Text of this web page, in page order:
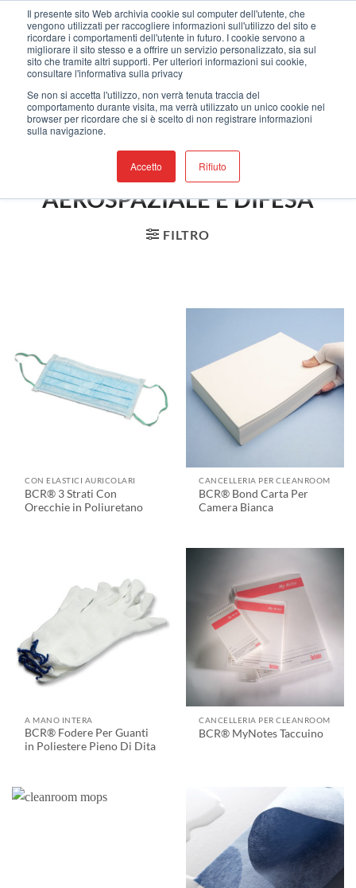
Il presente sito Web archivia cookie sul computer dell'utente, che
vengono utilizzati per raccogliere informazioni sull'utilizzo del sito e
ricordare i comportamenti dell'utente in futuro. I cookie servono a
migliorare il sito stesso e a offrire un servizio personalizzato, sia sul
sito che tramite altri supporti. Per ulteriori informazioni sui cookie,
consultare l'informativa sulla privacy
Se non si accetta l'utilizzo, non verrà tenuta traccia del
comportamento durante visita, ma verrà utilizzato un unico cookie nel
browser per ricordare che si è scelto di non registrare informazioni
sulla navigazione.
Accetto Rifiuto
contenuti
Benvenuti nel nostro nuovo sito web !
Aerospaziale E Difesa
HOME / NEGOZIO
PRODOTTI TAGGATI
“AEROSPAZIALE E DIFESA”
FILTRO
CON ELASTICI AURICOLARI
BCR® 3 Strati Con
Orecchie in Poliuretano
CANCELLERIA PER CLEANROOM
BCR® Bond Carta Per
Camera Bianca
A MANO INTERA
BCR® Fodere Per Guanti
in Poliestere Pieno Di Dita
CANCELLERIA PER CLEANROOM
BCR® MyNotes Taccuino